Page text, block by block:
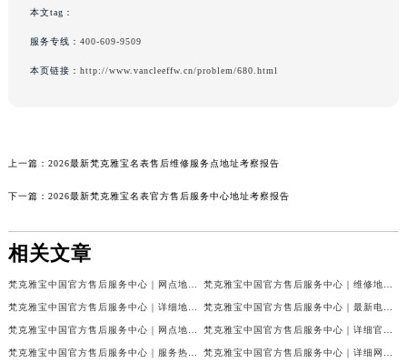
本文tag：
服务专线： 400-609-9509
本页链接： http://www.vancleeffw.cn/problem/680.html
上一篇： 2026最新梵克雅宝名表售后维修服务点地址考察报告
下一篇： 2026最新梵克雅宝名表官方售后服务中心地址考察报告
相关文章